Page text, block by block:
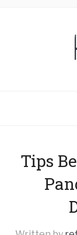
Tips